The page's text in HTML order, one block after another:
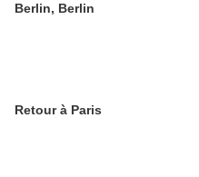
Berlin, Berlin
Retour à Paris